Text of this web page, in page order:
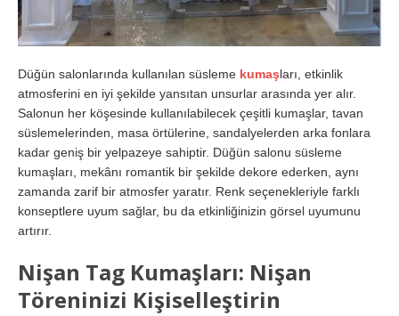
Düğün salonlarında kullanılan süsleme kumaşları, etkinlik
atmosferini en iyi şekilde yansıtan unsurlar arasında yer alır.
Salonun her köşesinde kullanılabilecek çeşitli kumaşlar, tavan
süslemelerinden, masa örtülerine, sandalyelerden arka fonlara
kadar geniş bir yelpazeye sahiptir. Düğün salonu süsleme
kumaşları, mekânı romantik bir şekilde dekore ederken, aynı
zamanda zarif bir atmosfer yaratır. Renk seçenekleriyle farklı
konseptlere uyum sağlar, bu da etkinliğinizin görsel uyumunu
artırır.
Nişan Tag Kumaşları: Nişan
Töreninizi Kişiselleştirin